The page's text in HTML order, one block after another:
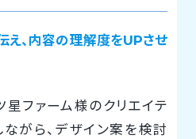
え、内容の理解度をUPさせ
ファーム様のクリエイテ
がら、デザイン案を検討